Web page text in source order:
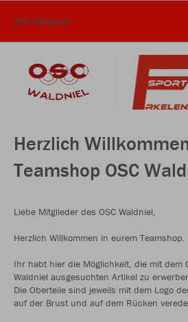
OSC Waldniel
Herzlich
Teamshop OSC
Liebe Mitglieder des OSC Waldniel,
Herzlich Willkommen in eurem Teamshop.
Ihr habt hier die Möglichkeit, die mit dem
Waldniel ausgesuchten Artikel zu
Die Oberteile sind jeweils mit dem Logo
auf der Brust und auf dem Rücken